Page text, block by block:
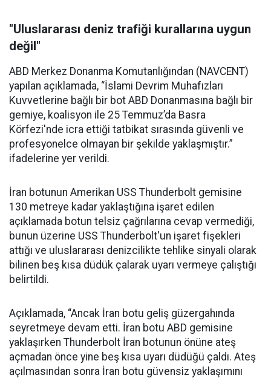
"Uluslararası deniz trafiği kurallarına uygun
değil"
ABD Merkez Donanma Komutanlığından (NAVCENT)
yapılan açıklamada, “İslami Devrim Muhafızları
Kuvvetlerine bağlı bir bot ABD Donanmasına bağlı bir
gemiye, koalisyon ile 25 Temmuz’da Basra
Körfezi'nde icra ettiği tatbikat sırasında güvenli ve
profesyonelce olmayan bir şekilde yaklaşmıştır.”
ifadelerine yer verildi.
İran botunun Amerikan USS Thunderbolt gemisine
130 metreye kadar yaklaştığına işaret edilen
açıklamada botun telsiz çağrılarına cevap vermediği,
bunun üzerine USS Thunderbolt'un işaret fişekleri
attığı ve uluslararası denizcilikte tehlike sinyali olarak
bilinen beş kısa düdük çalarak uyarı vermeye çalıştığı
belirtildi.
Açıklamada, “Ancak İran botu geliş güzergahında
seyretmeye devam etti. İran botu ABD gemisine
yaklaşırken Thunderbolt İran botunun önüne ateş
açmadan önce yine beş kısa uyarı düdüğü çaldı. Ateş
açılmasından sonra İran botu güvensiz yaklaşımını